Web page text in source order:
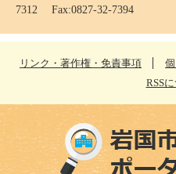
7312 Fax:0827-32-7394
リンク・著作権・免責事項
RSS